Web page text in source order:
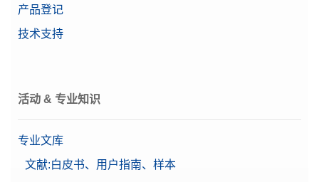
产品登记
技术支持
活动 & 专业知识
专业文库
文献:白皮书、用户指南、样本